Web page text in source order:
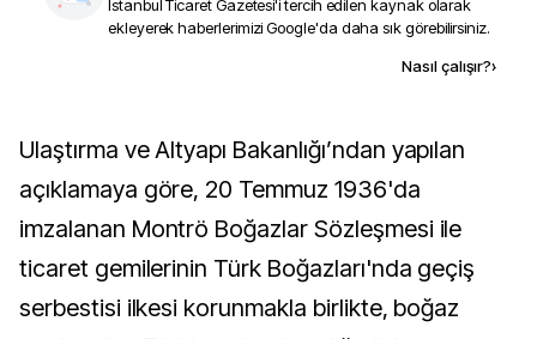
İstanbul Ticaret Gazetesi'i tercih edilen kaynak olarak
ekleyerek haberlerimizi Google'da daha sık görebilirsiniz.
Nasıl çalışır?›
Ulaştırma ve Altyapı Bakanlığı’ndan yapılan
açıklamaya göre, 20 Temmuz 1936'da
imzalanan Montrö Boğazlar Sözleşmesi ile
ticaret gemilerinin Türk Boğazları'nda geçiş
serbestisi ilkesi korunmakla birlikte, boğaz